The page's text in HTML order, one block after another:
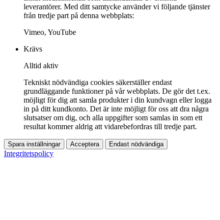
leverantörer. Med ditt samtycke använder vi följande tjänster
från tredje part på denna webbplats:
Vimeo, YouTube
Krävs
Alltid aktiv
Tekniskt nödvändiga cookies säkerställer endast
grundläggande funktioner på vår webbplats. De gör det t.ex.
möjligt för dig att samla produkter i din kundvagn eller logga
in på ditt kundkonto. Det är inte möjligt för oss att dra några
slutsatser om dig, och alla uppgifter som samlas in som ett
resultat kommer aldrig att vidarebefordras till tredje part.
Spara inställningar Acceptera Endast nödvändiga
Integritetspolicy